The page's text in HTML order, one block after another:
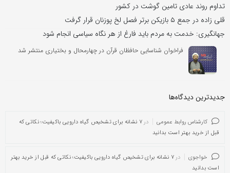
تداوم روند عادی تامین گوشت در کشور
قلی زاده در جمع ۵ بازیکن برتر فصل لخ پوزنان قرار گرفت
جهانگیری: خدمت به مردم باید فارغ از هر نگاه سیاسی انجام شود
فراخوان شناسایی حافظان قرآن در چهارمحال و بختیاری منتشر شد
جدیدترین دیدگاه‌‌ها
کارشناس روابط عمومی در
۷ نشانه برای تشخیص گیاه دارویی باکیفیت؛ نکاتی که
قبل از خرید بهتر است بدانید
خواجوی در
۷ نشانه برای تشخیص گیاه دارویی باکیفیت؛ نکاتی که قبل از خرید بهتر
است بدانید